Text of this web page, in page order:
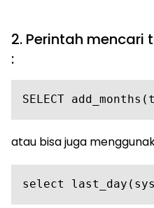
2. Perintah
:
SELECT
atau bisa juga
select